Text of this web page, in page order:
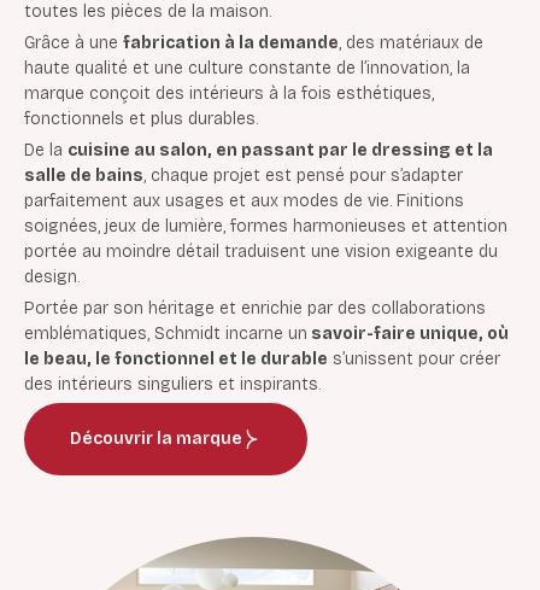
toutes les pièces de la maison.
Grâce à une fabrication à la demande, des matériaux de
haute qualité et une culture constante de l’innovation, la
marque conçoit des intérieurs à la fois esthétiques,
fonctionnels et plus durables.
De la cuisine au salon, en passant par le dressing et la
salle de bains, chaque projet est pensé pour s’adapter
parfaitement aux usages et aux modes de vie. Finitions
soignées, jeux de lumière, formes harmonieuses et attention
portée au moindre détail traduisent une vision exigeante du
design.
Portée par son héritage et enrichie par des collaborations
emblématiques, Schmidt incarne un savoir-faire unique, où
le beau, le fonctionnel et le durable s’unissent pour créer
des intérieurs singuliers et inspirants.
Découvrir la marque